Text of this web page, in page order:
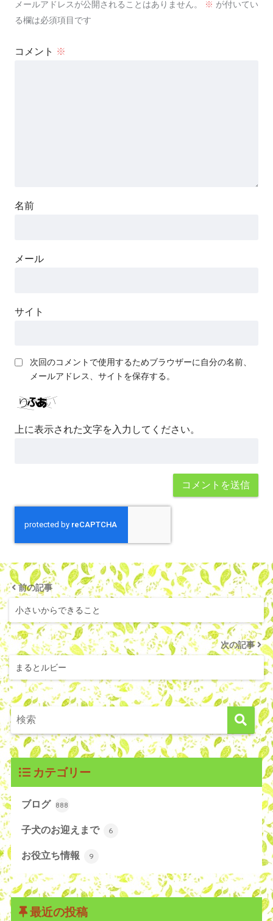
メールアドレスが公開されることはありません。 ※ が付いてい
る欄は必須項目です
コメント ※
名前
メール
サイト
次回のコメントで使用するためブラウザーに自分の名前、
メールアドレス、サイトを保存する。
上に表示された文字を入力してください。
前の記事
小さいからできること
次の記事
まるとルビー
カテゴリー
ブログ 888
子犬のお迎えまで 6
お役立ち情報 9
最近の投稿